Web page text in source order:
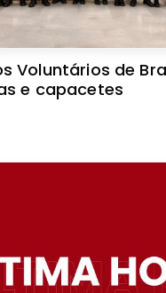
Voluntários de
e capacetes